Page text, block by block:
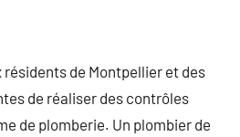
de Montpellier et des
de réaliser des contrôles
de plomberie. Un plombier de